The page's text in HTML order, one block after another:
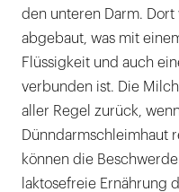
den unteren Darm.
abgebaut, was mit
Flüssigkeit und auch
verbunden ist. Die
aller Regel zurück,
Dünndarmschleimhaut
können die
laktosefreie Ernährung